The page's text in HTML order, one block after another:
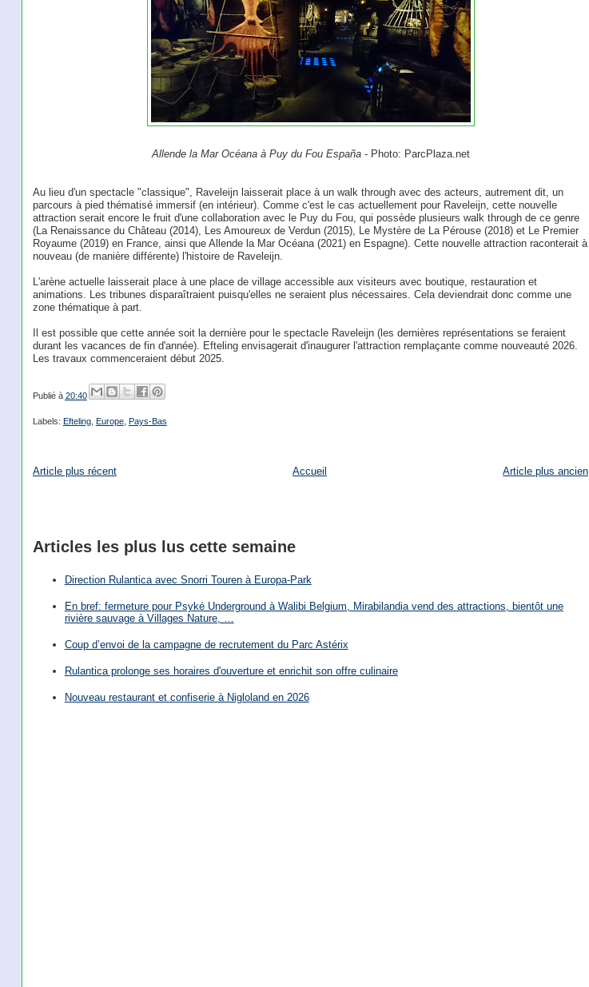
Allende la Mar Océana à Puy du Fou España- Photo: ParcPlaza.net
Au lieu d'un spectacle "classique", Raveleijn laisserait place à un walk through avec des acteurs, autrement dit, un
parcours à pied thématisé immersif (en intérieur). Comme c'est le cas actuellement pour Raveleijn, cette nouvelle
attraction serait encore le fruit d'une collaboration avec le Puy du Fou, qui possède plusieurs walk through de ce genre
(La Renaissance du Château (2014), Les Amoureux de Verdun (2015), Le Mystère de La Pérouse (2018) et Le Premier
Royaume (2019) en France, ainsi que Allende la Mar Océana (2021) en Espagne). Cette nouvelle attraction raconterait à
nouveau (de manière différente) l'histoire de Raveleijn.
L'arène actuelle laisserait place à une place de village accessible aux visiteurs avec boutique, restauration et
animations. Les tribunes disparaîtraient puisqu'elles ne seraient plus nécessaires. Cela deviendrait donc comme une
zone thématique à part.
Il est possible que cette année soit la dernière pour le spectacle Raveleijn (les dernières représentations se feraient
durant les vacances de fin d'année). Efteling envisagerait d'inaugurer l'attraction remplaçante comme nouveauté 2026.
Les travaux commenceraient début 2025.
Publié à 20:40
Labels: Efteling, Europe, Pays-Bas
Article plus récent Article plus ancien
Accueil
Articles les plus lus cette semaine
Direction Rulantica avec Snorri Touren à Europa-Park
En bref: fermeture pour Psyké Underground à Walibi Belgium, Mirabilandia vend des attractions, bientôt une
rivière sauvage à Villages Nature, …
Coup d’envoi de la campagne de recrutement du Parc Astérix
Rulantica prolonge ses horaires d'ouverture et enrichit son offre culinaire
Nouveau restaurant et confiserie à Nigloland en 2026